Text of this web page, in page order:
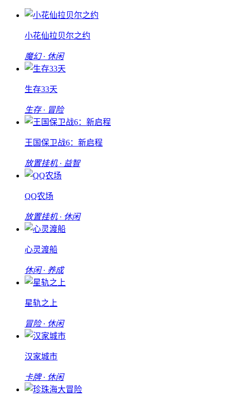
小花仙拉贝尔之约
魔幻 · 休闲
生存33天
生存 · 冒险
王国保卫战6：新启程
放置挂机 · 益智
QQ农场
放置挂机 · 休闲
心灵渡船
休闲 · 养成
星轨之上
冒险 · 休闲
汉家城市
卡牌 · 休闲